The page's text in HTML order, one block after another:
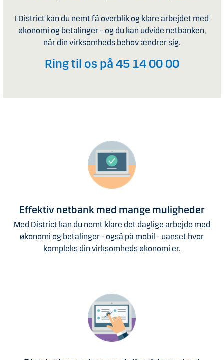
I District kan du nemt få overblik og klare arbejdet med
økonomi og betalinger – og du kan udvide netbanken,
når din virksomheds behov ændrer sig.
Ring til os på 45 14 00 00
Effektiv netbank med mange muligheder
Med District kan du nemt klare det daglige arbejde med
økonomi og betalinger - også på mobil - uanset hvor
kompleks din virksomheds økonomi er.